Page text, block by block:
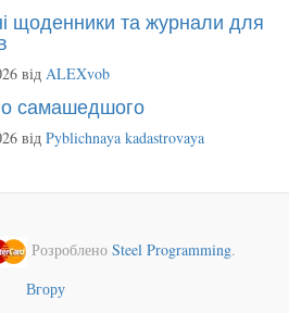
щоденники та журнали для
від ALEXvob
самашедшого
від Pyblichnaya kadastrovaya
Розроблено Steel Programming.
Вгору